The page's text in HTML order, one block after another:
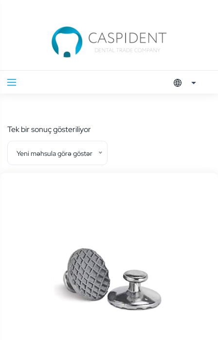
Tek bir sonuç gösteriliyor
Yeni məhsula görə göstər